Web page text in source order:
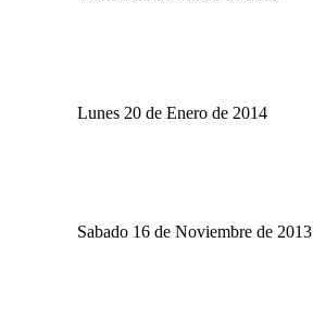
Lunes 20 de Enero de 2014
Sabado 16 de Noviembre de 2013